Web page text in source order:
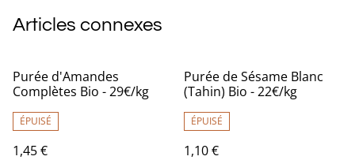
Articles connexes
Purée d'Amandes
Complètes Bio - 29€/kg
ÉPUISÉ
1,45 €
Purée de Sésame Blanc
(Tahin) Bio - 22€/kg
ÉPUISÉ
1,10 €